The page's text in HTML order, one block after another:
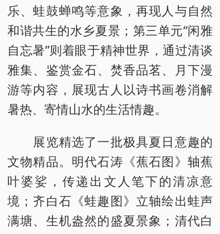
乐、蛙鼓蝉鸣等意象，再现人与自然
和谐共生的水乡夏景；第三单元“闲雅
自忘暑”则着眼于精神世界，通过清谈
雅集、鉴赏金石、焚香品茗、月下漫
游等内容，展现古人以诗书画卷消解
暑热、寄情山水的生活情趣。
展览精选了一批极具夏日意趣的
文物精品。明代石涛《蕉石图》轴蕉
叶婆娑，传递出文人笔下的清凉意
境；齐白石《蛙趣图》立轴绘出蛙声
满塘、生机盎然的盛夏景象；清代白